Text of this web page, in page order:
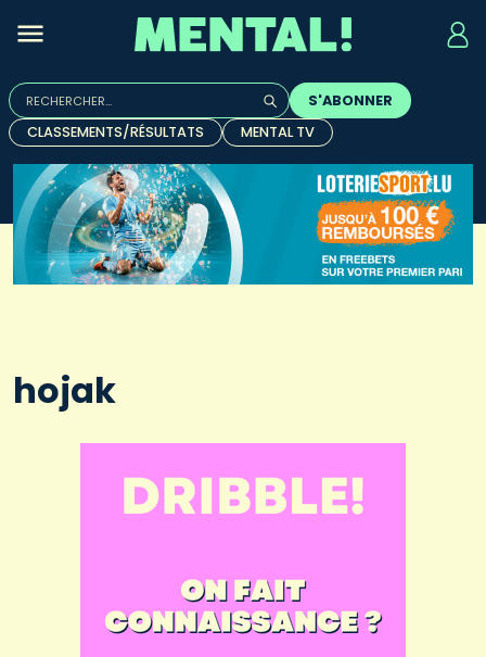
Rechercher :
Quand les résultats de l'auto-complétion sont
S'ABONNER
CLASSEMENTS/RÉSULTATS
MENTAL TV
hojak